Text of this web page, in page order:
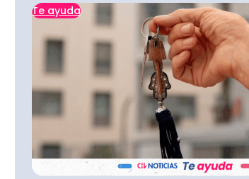
Te ayuda